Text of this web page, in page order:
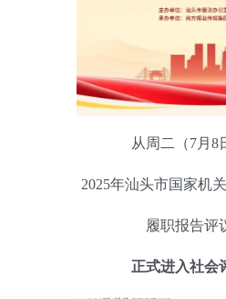
从周二（7月8
2025年汕头市国家机
履职报告评
正式进入社会